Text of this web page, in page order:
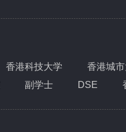
香港科技大学
香港城
副学士 DSE